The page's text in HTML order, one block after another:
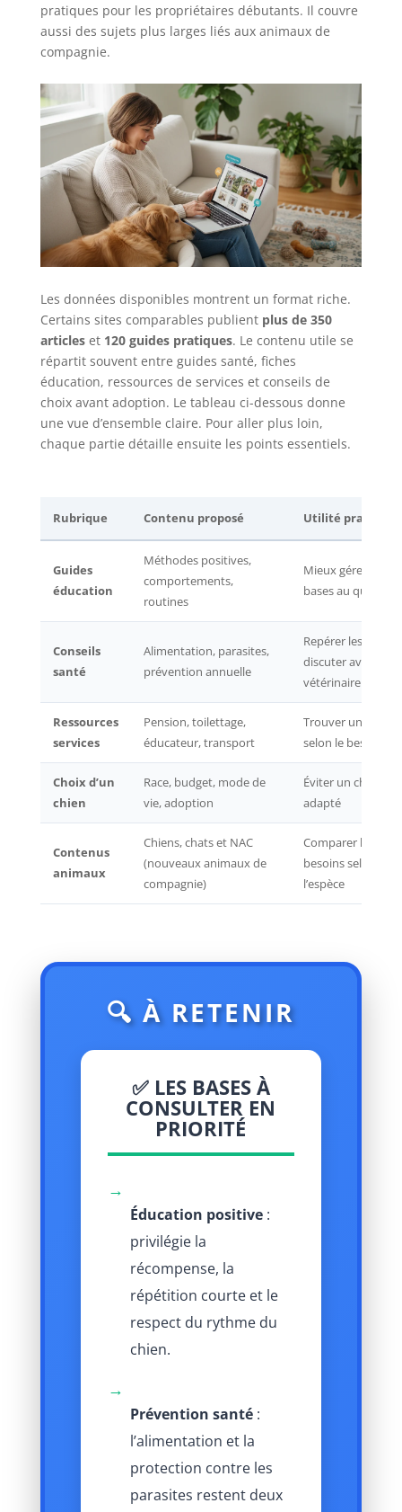
pratiques pour les propriétaires débutants. Il couvre
aussi des sujets plus larges liés aux animaux de
compagnie.
Les données disponibles montrent un format riche.
Certains sites comparables publient plus de 350
articleset 120 guides pratiques. Le contenu utile se
répartit souvent entre guides santé, fiches
éducation, ressources de services et conseils de
choix avant adoption. Le tableau ci-dessous donne
une vue d’ensemble claire. Pour aller plus loin,
chaque partie détaille ensuite les points essentiels.
Rubrique Contenu proposé Utilité pratique
Guides
éducation
Méthodes positives,
comportements,
routines
Mieux gérer les
bases au
Conseils
santé
Alimentation, parasites,
prévention annuelle
Repérer les sujets
discuter avec le
vétérinaire
Ressources
services
Pension, toilettage,
éducateur, transport
Trouver une aide
selon le besoin
Choix d’un
chien
Race, budget, mode de
vie, adoption
Éviter un choix
adapté
Contenus
animaux
Chiens, chats et NAC
(nouveaux animaux de
compagnie)
Comparer les
besoins selon
l’espèce
🔍 À RETENIR
✅ LES BASES À
CONSULTER EN
PRIORITÉ
→
Éducation positive:
privilégie la
récompense, la
répétition courte et le
respect du rythme du
chien.
→
Prévention santé:
l’alimentation et la
protection contre les
parasites restent deux